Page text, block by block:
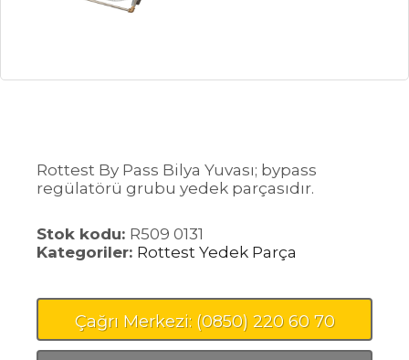
Rottest By Pass Bilya Yuvası; bypass
regülatörü grubu yedek parçasıdır.
Stok kodu: R509 0131
Kategoriler: Rottest Yedek Parça
Çağrı Merkezi: (0850) 220 60 70